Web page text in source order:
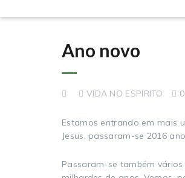
Ano novo
VIDA NO ESPÍRITO
Estamos entrando em mais
Jesus, passaram-se 2016
Passaram-se também